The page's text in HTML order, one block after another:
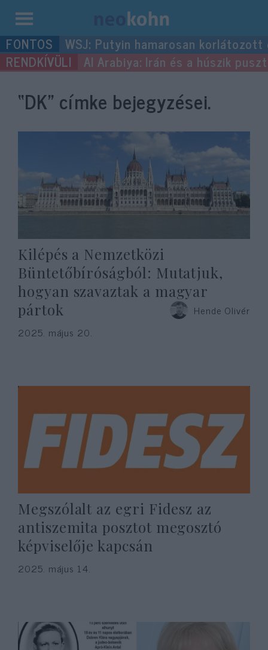
Kilépés
a
tartalomba
WSJ: Putyin hamarosan
Al Arabiya: Irán és a húszik
“DK” címke bejegyzései.
Kilépés a Nemzetközi
Büntetőbíróságból: Mutatjuk,
hogyan szavaztak a magyar
pártok
Hende Olivér
2025. május 20.
Megszólalt az egri Fidesz az
antiszemita posztot megosztó
képviselője kapcsán
2025. május 14.